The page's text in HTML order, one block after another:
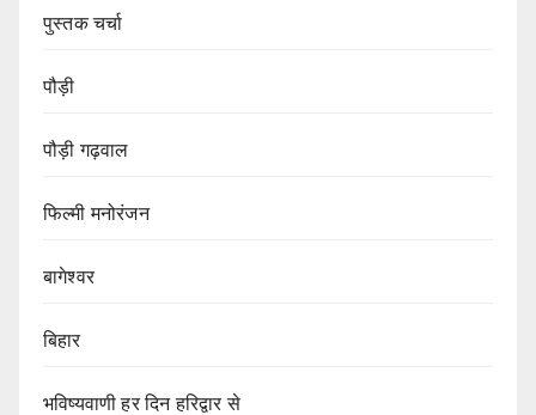
पुस्तक चर्चा
पौड़ी
पौड़ी गढ़वाल
फिल्मी मनोरंजन
बागेश्वर
बिहार
भविष्यवाणी हर दिन हरिद्वार से